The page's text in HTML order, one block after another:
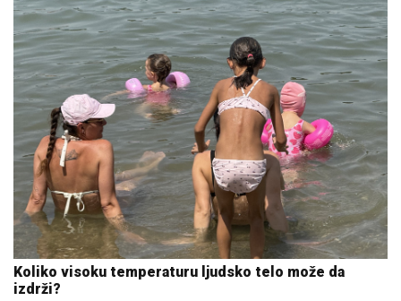
Koliko visoku temperaturu ljudsko telo može da
izdrži?